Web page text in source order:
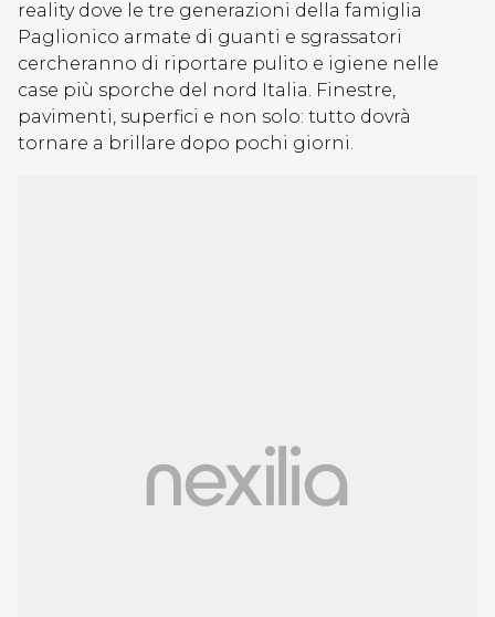
reality dove le tre generazioni della famiglia
Paglionico armate di guanti e sgrassatori
cercheranno di riportare pulito e igiene nelle
case più sporche del nord Italia. Finestre,
pavimenti, superfici e non solo: tutto dovrà
tornare a brillare dopo pochi giorni.